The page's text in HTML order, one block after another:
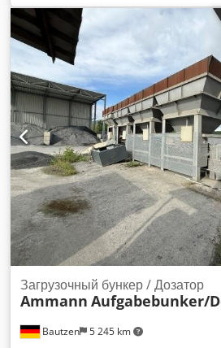
Crsdpfjzq S Hzjx Afhof –
конвейер – Транспортировочный
Bautzen 5 245 km
Загрузочный бункер / Дозатор
Ammann Aufgabebunker/